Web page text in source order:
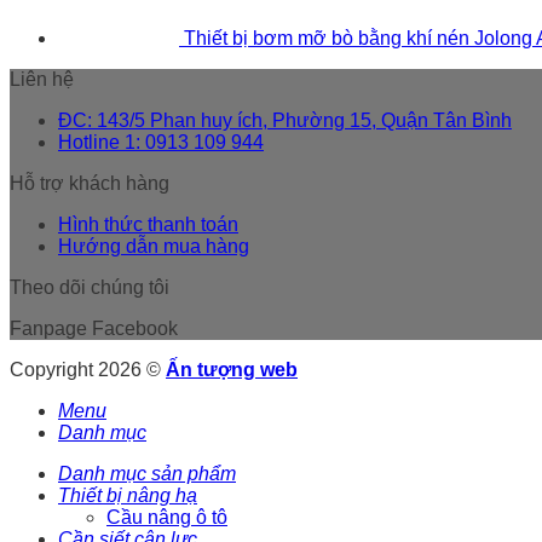
Thiết bị bơm mỡ bò bằng khí nén Jolong
Liên hệ
ĐC: 143/5 Phan huy ích, Phường 15, Quận Tân Bình
Hotline 1: 0913 109 944
Hỗ trợ khách hàng
Hình thức thanh toán
Hướng dẫn mua hàng
Theo dõi chúng tôi
Fanpage Facebook
Copyright 2026 © Ấn tượng web
Menu
Danh mục
Danh mục sản phẩm
Thiết bị nâng hạ
Cầu nâng ô tô